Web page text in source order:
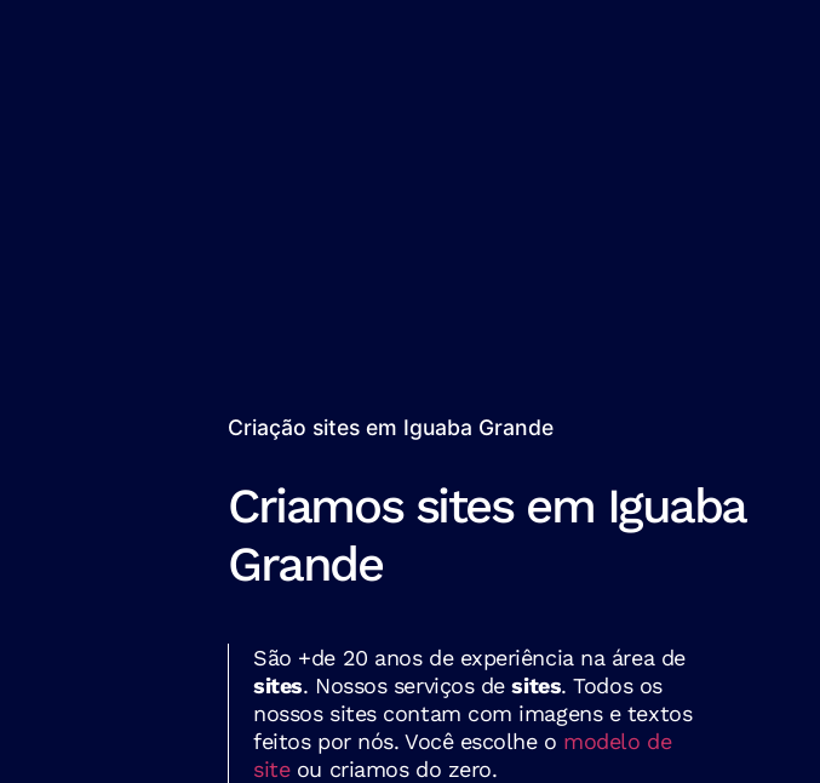
Criação sites em Iguaba Grande
Criamos sites em Iguaba
Grande
São +de 20 anos de experiência na área de
sites. Nossos serviços desites. Todos os
nossos sites contam com imagens e textos
feitos por nós. Você escolhe o modelo de
siteou criamos do zero.